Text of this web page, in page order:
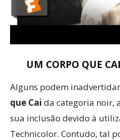
UM CORPO QUE
Alguns podem
que Cai da categoria noir,
sua inclusão devido à
Technicolor. Contudo, tal